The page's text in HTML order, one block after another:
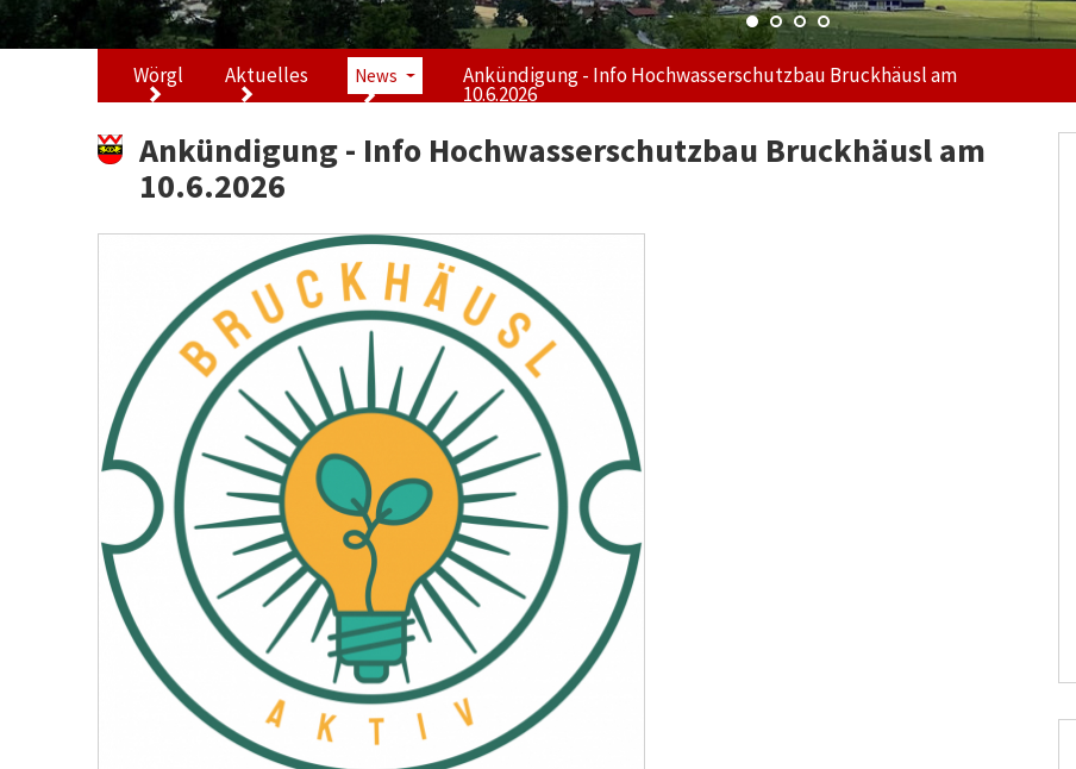
Wörgl Aktuelles News Ankündigung - Info Hochwasserschutzbau Bruckhäusl am
10.6.2026
Ankündigung - Info Hochwasserschutzbau Bruckhäusl am
10.6.2026